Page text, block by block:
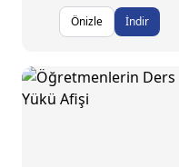
Önizle
İndir